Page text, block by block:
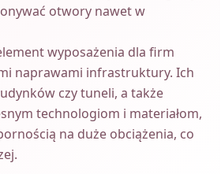
otwory nawet w
wyposażenia dla firm
naprawami infrastruktury. Ich
czy tuneli, a także
technologiom i materiałom,
na duże obciążenia, co